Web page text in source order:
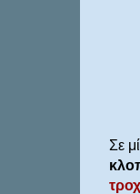
Σε